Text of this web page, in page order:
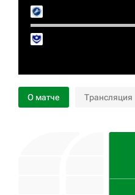
О матче Трансляция